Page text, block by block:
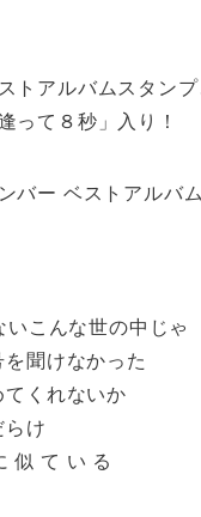
トアルバムスタン
って８秒」入り！
バー ベストアルバ
こんな世の中じゃ
聞けなかった
くれないか
らけ
似 て い る